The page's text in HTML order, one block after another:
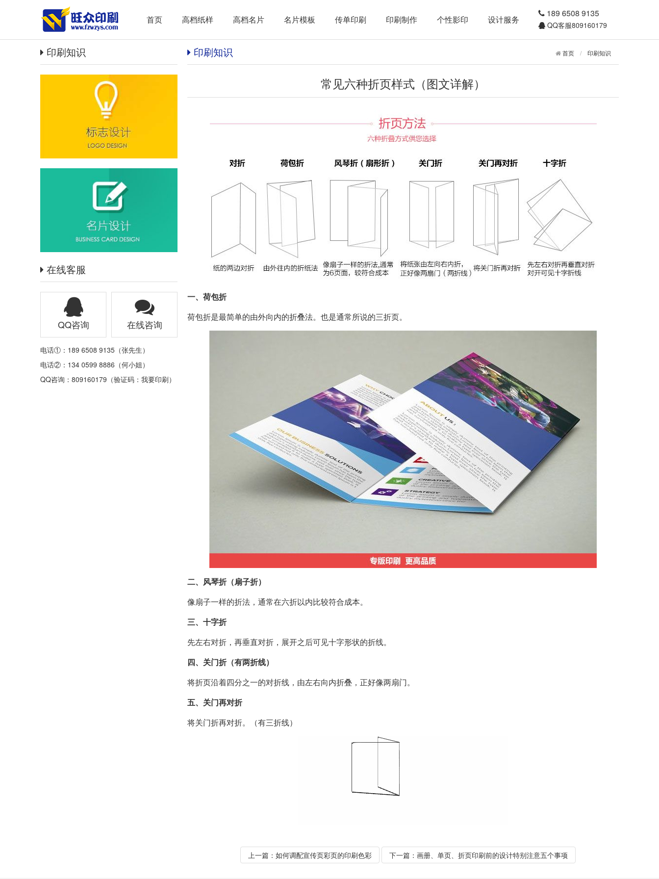
首页 高档纸样 高档名片 名片模板 传单印刷 印刷制作 个性影印 设计服务
189 6508 9135
QQ客服809160179
印刷知识
在线客服
QQ咨询 在线咨询
电话①：189 6508 9135（张先生）
电话②：134 0599 8886（何小姐）
QQ咨询：809160179（验证码：我要印刷）
首页 / 印刷知识
印刷知识
常见六种折页样式（图文详解）
一、荷包折
荷包折是最简单的由外向内的折叠法。也是通常所说的三折页。
二、风琴折（扇子折）
像扇子一样的折法，通常在六折以内比较符合成本。
三、十字折
先左右对折，再垂直对折，展开之后可见十字形状的折线。
四、关门折（有两折线）
将折页沿着四分之一的对折线，由左右向内折叠，正好像两扇门。
五、关门再对折
将关门折再对折。（有三折线）
上一篇： 如何调配宣传页彩页的印刷色彩 下一篇： 画册、单页、折页印刷前的设计特别注意五个事项